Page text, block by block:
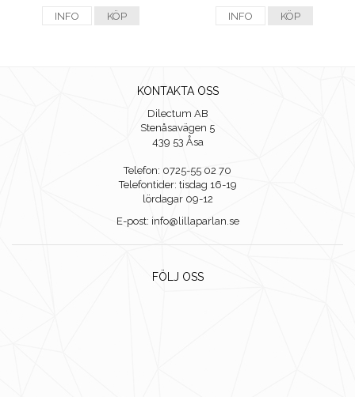
INFO KÖP INFO KÖP
KONTAKTA OSS
Dilectum AB
Stenåsavägen 5
439 53 Åsa
Telefon: 0725-55 02 70
Telefontider: tisdag 16-19
lördagar 09-12
E-post: info@lillaparlan.se
FÖLJ OSS